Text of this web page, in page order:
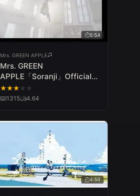
5:54
Mrs. GREEN APPLE
Mrs. GREEN
APPLE「Soranji」Official
Music Video
★★★ ★ ★
1315
4.64
4:50